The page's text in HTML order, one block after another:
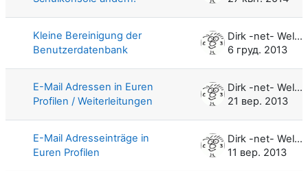
Kleine Bereinigung der
Benutzerdatenbank
Dirk -net- Weller
6 груд. 2013
E-Mail Adressen in Euren
Profilen / Weiterleitungen
Dirk -net- Weller
21 вер. 2013
E-Mail Adresseinträge in
Euren Profilen
Dirk -net- Weller
11 вер. 2013